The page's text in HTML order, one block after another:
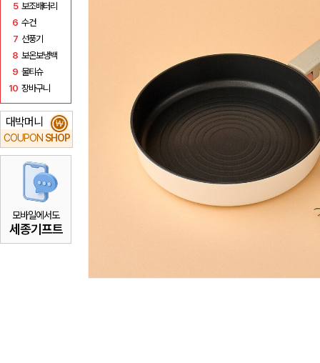
5 보조배터리
6 수건
7 선풍기
8 보온보냉백
9 물티슈
10 장바구니
대박머니
COUPON SHOP
₩
모바일에서도
세종기프트